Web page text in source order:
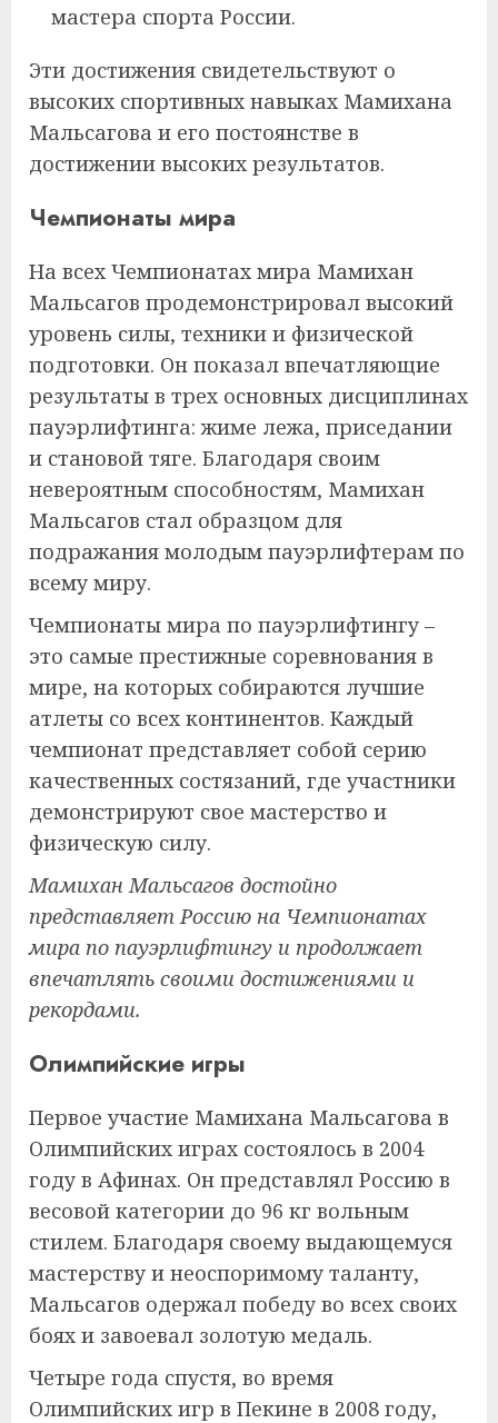
мастера спорта России.
Эти достижения свидетельствуют о
высоких спортивных навыках Мамихана
Мальсагова и его постоянстве в
достижении высоких результатов.
Чемпионаты мира
На всех Чемпионатах мира Мамихан
Мальсагов продемонстрировал высокий
уровень силы, техники и физической
подготовки. Он показал впечатляющие
результаты в трех основных дисциплинах
пауэрлифтинга: жиме лежа, приседании
и становой тяге. Благодаря своим
невероятным способностям, Мамихан
Мальсагов стал образцом для
подражания молодым пауэрлифтерам по
всему миру.
Чемпионаты мира по пауэрлифтингу –
это самые престижные соревнования в
мире, на которых собираются лучшие
атлеты со всех континентов. Каждый
чемпионат представляет собой серию
качественных состязаний, где участники
демонстрируют свое мастерство и
физическую силу.
Мамихан Мальсагов достойно
представляет Россию на Чемпионатах
мира по пауэрлифтингу и продолжает
впечатлять своими достижениями и
рекордами.
Олимпийские игры
Первое участие Мамихана Мальсагова в
Олимпийских играх состоялось в 2004
году в Афинах. Он представлял Россию в
весовой категории до 96 кг вольным
стилем. Благодаря своему выдающемуся
мастерству и неоспоримому таланту,
Мальсагов одержал победу во всех своих
боях и завоевал золотую медаль.
Четыре года спустя, во время
Олимпийских игр в Пекине в 2008 году,